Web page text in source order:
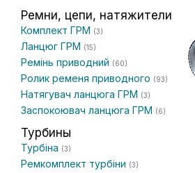
Ремни, цепи, натяжители
Комплект ГРМ (3)
Ланцюг ГРМ (15)
Ремінь приводний (60)
Ролик ременя приводного (93)
Натягувач ланцюга ГРМ (3)
Заспокоювач ланцюга ГРМ (6)
Турбины
Турбіна (3)
Ремкомплект турбіни (3)